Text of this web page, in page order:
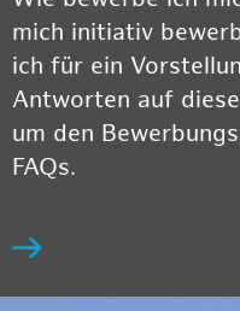
mich initiativ
ich für ein
Antworten auf
um den
FAQs.